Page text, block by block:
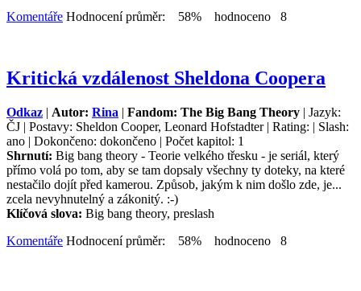
Komentáře Hodnocení průměr: 58% hodnoceno 8
Kritická vzdálenost Sheldona Coopera
Odkaz | Autor: Rina | Fandom: The Big Bang Theory | Jazyk:
ČJ | Postavy: Sheldon Cooper, Leonard Hofstadter | Rating: | Slash:
ano | Dokončeno: dokončeno | Počet kapitol: 1
Shrnutí: Big bang theory - Teorie velkého třesku - je seriál, který
přímo volá po tom, aby se tam dopsaly všechny ty doteky, na které
nestačilo dojít před kamerou. Způsob, jakým k nim došlo zde, je...
zcela nevyhnutelný a zákonitý. :-)
Klíčová slova: Big bang theory, preslash
Komentáře Hodnocení průměr: 58% hodnoceno 8